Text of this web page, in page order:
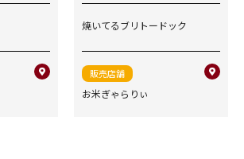
焼いてるブリトードック
販売店舗
お米ぎゃらりぃ